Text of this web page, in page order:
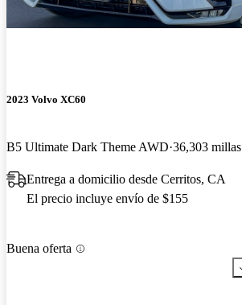
2023 Volvo XC60
B5 Ultimate Dark Theme AWD 36,303 millas
Entrega a domicilio desde Cerritos, CA
El precio incluye envío de $155
Buena oferta